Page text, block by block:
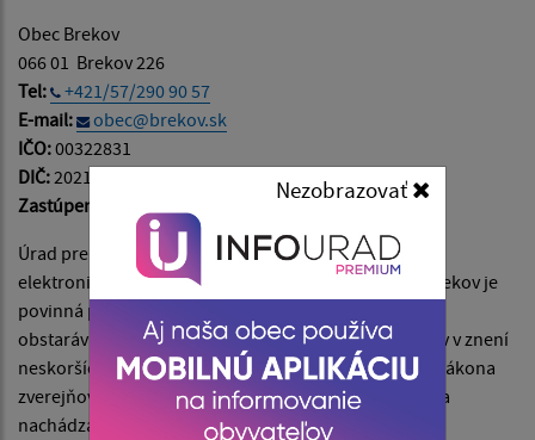
Obec Brekov
066 01 Brekov 226
Tel:
+421/57/290 90 57
E-mail:
obec@brekov.sk
IČO:00322831
DIČ:2021232455
Zastúpené:
Ing. Radoslav Nemec - starosta obce
Úrad pre verejné obstarávanie spustil do prevádzky
elektronické úložisko. Verejný obstarávateľ – Obec Brekov je
povinná podľa zákona č. 343/2015 Z. z. o verejnom
obstarávaní a o zmene a doplnení niektorých zákonov v znení
neskorších predpisov v zákazky v zmysle citovaného zákona
zverejňovať v Profile verejného obstarávateľa, ktorý sa
nachádza na
webovej stránke Úradu pre verejné
Nezobrazovať